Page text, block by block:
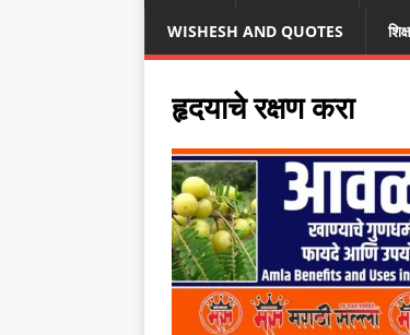
WISHESH AND QUOTES
हृदयाचे रक्षण करा